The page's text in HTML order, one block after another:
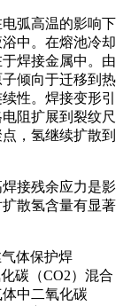
弧高温的影响下
中。在熔池冷却
焊接金属中。由
倾向于迁移到热
性。焊接变形引
阻扩展到裂纹尺
，氢继续扩散到
接残余应力是影
散氢含量有显著
体保护焊
碳（CO2）混合
中二氧化碳